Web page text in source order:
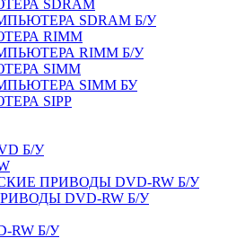
SDRAM
SDRAM Б/У
RIMM
RIMM Б/У
SIMM
SIMM БУ
SIPP
Б/У
ПРИВОДЫ DVD-RW Б/У
DVD-RW Б/У
RW Б/У